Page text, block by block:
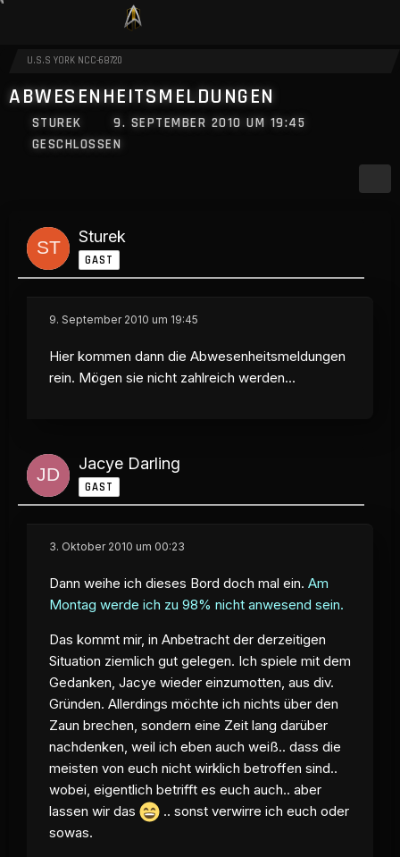
U.S.S YORK NCC-68720
ABWESENHEITSMELDUNGEN
STUREK
9. SEPTEMBER 2010 UM 19:45
GESCHLOSSEN
Sturek
GAST
9. September 2010 um 19:45
Hier kommen dann die Abwesenheitsmeldungen
rein. Mögen sie nicht zahlreich werden...
Jacye Darling
GAST
3. Oktober 2010 um 00:23
Dann weihe ich dieses Bord doch mal ein. Am
Montag werde ich zu 98% nicht anwesend sein.
Das kommt mir, in Anbetracht der derzeitigen
Situation ziemlich gut gelegen. Ich spiele mit dem
Gedanken, Jacye wieder einzumotten, aus div.
Gründen. Allerdings möchte ich nichts über den
Zaun brechen, sondern eine Zeit lang darüber
nachdenken, weil ich eben auch weiß.. dass die
meisten von euch nicht wirklich betroffen sind..
wobei, eigentlich betrifft es euch auch.. aber
lassen wir das
.. sonst verwirre ich euch oder
sowas.